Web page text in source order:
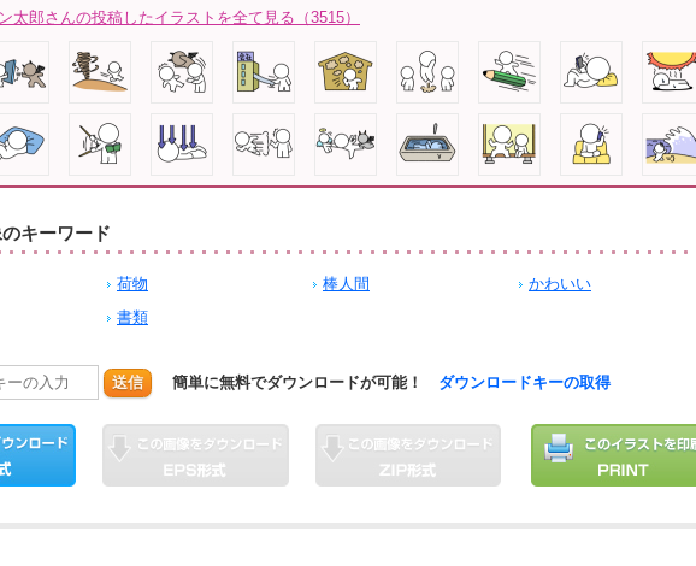
郎さんの投稿したイラストを全て見る（3515）
キーワード
荷物 棒人間
かわいい
書類
送信 簡単に無料でダウンロードが可能！ ダウンロードキーの取得